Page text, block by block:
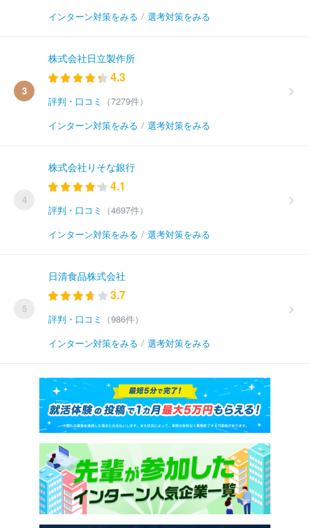
インターン対策をみる / 選考対策をみる
3
株式会社日立製作所
4.3
評判・口コミ
（7279件）
インターン対策をみる / 選考対策をみる
4
株式会社りそな銀行
4.1
評判・口コミ
（4697件）
インターン対策をみる / 選考対策をみる
5
日清食品株式会社
3.7
評判・口コミ
（986件）
インターン対策をみる / 選考対策をみる